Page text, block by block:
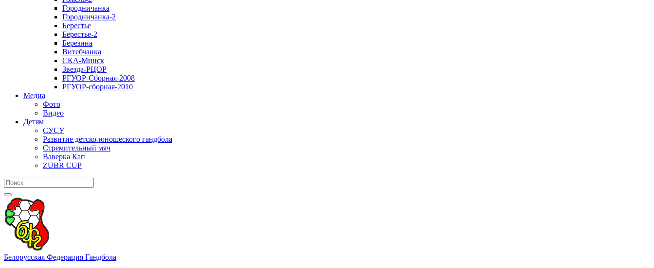
Городничанка
Городничанка-2
Берестье
Берестье-2
Березина
Витебчанка
СКА-Минск
Звезда-РЦОР
РГУОР-Сборная-2008
РГУОР-сборная-2010
Медиа
Фото
Видео
Детям
СУСУ
Развитие детско-юношеского гандбола
Стремительный мяч
Ваверка Кап
ZUBR CUP
Белорусская Федерация Гандбола